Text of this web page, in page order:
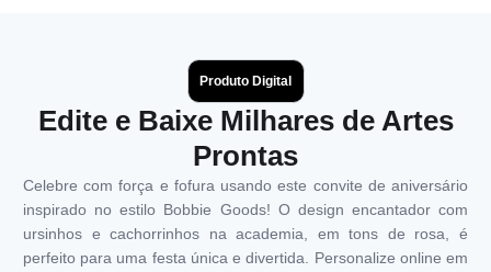
Produto Digital
Edite e Baixe Milhares de Artes
Prontas
Celebre com força e fofura usando este convite de aniversário
inspirado no estilo Bobbie Goods! O design encantador com
ursinhos e cachorrinhos na academia, em tons de rosa, é
perfeito para uma festa única e divertida. Personalize online em